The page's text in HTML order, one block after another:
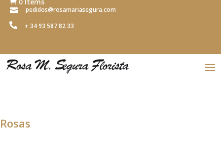
 pedidos@rosamariasegura.com
 + 34 93 587 82 33
Rosas